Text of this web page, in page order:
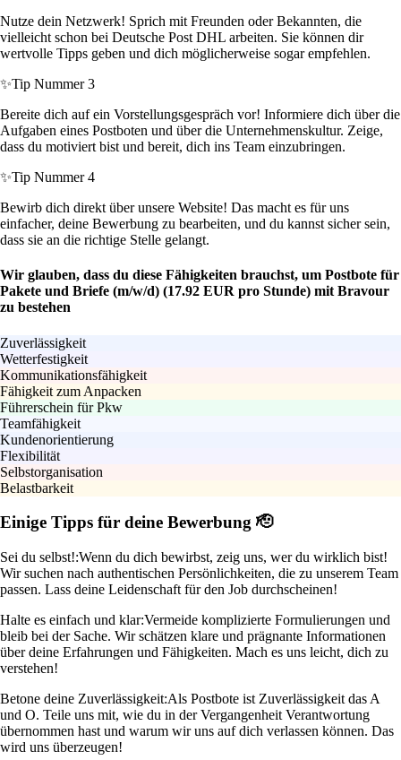
Nutze dein Netzwerk! Sprich mit Freunden oder Bekannten, die
vielleicht schon bei Deutsche Post DHL arbeiten. Sie können dir
wertvolle Tipps geben und dich möglicherweise sogar empfehlen.
✨Tip Nummer 3
Bereite dich auf ein Vorstellungsgespräch vor! Informiere dich über die
Aufgaben eines Postboten und über die Unternehmenskultur. Zeige,
dass du motiviert bist und bereit, dich ins Team einzubringen.
✨Tip Nummer 4
Bewirb dich direkt über unsere Website! Das macht es für uns
einfacher, deine Bewerbung zu bearbeiten, und du kannst sicher sein,
dass sie an die richtige Stelle gelangt.
Wir glauben, dass du diese Fähigkeiten brauchst, um Postbote für
Pakete und Briefe (m/w/d) (17.92 EUR pro Stunde) mit Bravour
zu bestehen
Zuverlässigkeit
Wetterfestigkeit
Kommunikationsfähigkeit
Fähigkeit zum Anpacken
Führerschein für Pkw
Teamfähigkeit
Kundenorientierung
Flexibilität
Selbstorganisation
Belastbarkeit
Einige Tipps für deine Bewerbung 🫡
Sei du selbst!:Wenn du dich bewirbst, zeig uns, wer du wirklich bist!
Wir suchen nach authentischen Persönlichkeiten, die zu unserem Team
passen. Lass deine Leidenschaft für den Job durchscheinen!
Halte es einfach und klar:Vermeide komplizierte Formulierungen und
bleib bei der Sache. Wir schätzen klare und prägnante Informationen
über deine Erfahrungen und Fähigkeiten. Mach es uns leicht, dich zu
verstehen!
Betone deine Zuverlässigkeit:Als Postbote ist Zuverlässigkeit das A
und O. Teile uns mit, wie du in der Vergangenheit Verantwortung
übernommen hast und warum wir uns auf dich verlassen können. Das
wird uns überzeugen!